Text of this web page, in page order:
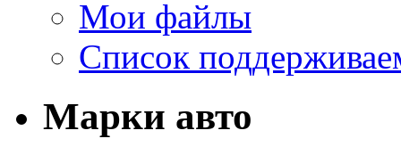
Мои файлы
Список
Марки авто